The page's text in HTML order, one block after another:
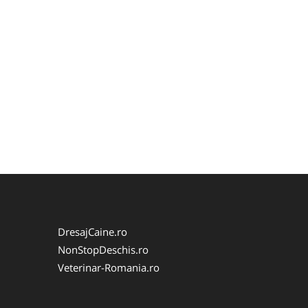
DresajCaine.ro
NonStopDeschis.ro
Veterinar-Romania.ro